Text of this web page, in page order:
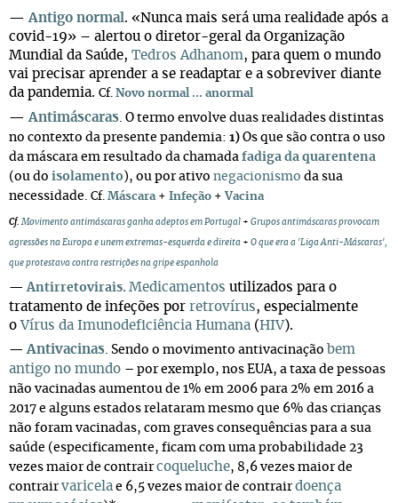
— Antigo normal. «Nunca mais será uma realidade após a
covid-19» – alertou o diretor-geral da Organização
Mundial da Saúde, Tedros Adhanom, para quem o mundo
vai precisar aprender a se readaptar e a sobreviver diante
da pandemia. Cf. Novo normal ... anormal
—Antimáscaras. O termo envolve duas realidades distintas
no contexto da presente pandemia: 1) Os que são contra o uso
da máscara em resultado da chamada fadiga da quarentena
(ou do isolamento ), ou por ativo negacionismo da sua
necessidade. Cf. Máscara + Infeção + Vacina
Cf.Movimento antimáscaras ganha adeptos em Portugal + Grupos antimáscaras provocam
agressões na Europa e unem extremas-esquerda e direita + O que era a 'Liga Anti-Máscaras',
que protestava contra restrições na gripe espanhola
— Antirretovirais. Medicamentos utilizados para o
tratamento de infeções por retrovírus, especialmente
o Vírus da Imunodeficiência Humana (HIV).
—Antivacinas. Sendo o movimento antivacinação bem
antigo no mundo – por exemplo, nos EUA, a taxa de pessoas
não vacinadas aumentou de 1% em 2006 para 2% em 2016 a
2017 e alguns estados relataram mesmo que 6% das crianças
não foram vacinadas, com graves consequências para a sua
saúde (especificamente, ficam com uma probabilidade 23
vezes maior de contraircoqueluche, 8,6 vezes maior de
contrairvaricela e 6,5 vezes maior de contrairdoença